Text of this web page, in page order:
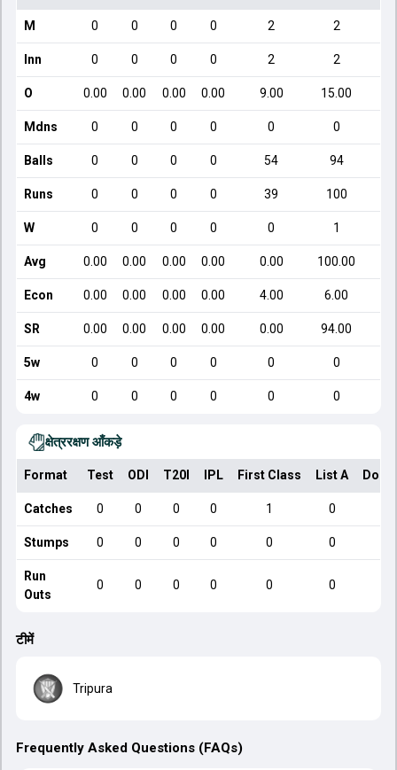
M 0 0 0 0 2 2
Inn 0 0 0 0 2 2
O 0.00 0.00 0.00 0.00 9.00 15.00
Mdns 0 0 0 0 0 0
Balls 0 0 0 0 54 94
Runs 0 0 0 0 39 100
W 0 0 0 0 0 1
Avg 0.00 0.00 0.00 0.00 0.00 100.00
Econ 0.00 0.00 0.00 0.00 4.00 6.00
SR 0.00 0.00 0.00 0.00 0.00 94.00
5w 0 0 0 0 0 0
4w 0 0 0 0 0 0
क्षेत्ररक्षण आँकड़े
Format Test ODI T20I IPL First Class List A
Catches 0 0 0 0 1 0
Stumps 0 0 0 0 0 0
Run
Outs
0 0 0 0 0 0
टीमें
Tripura
Frequently Asked Questions (FAQs)